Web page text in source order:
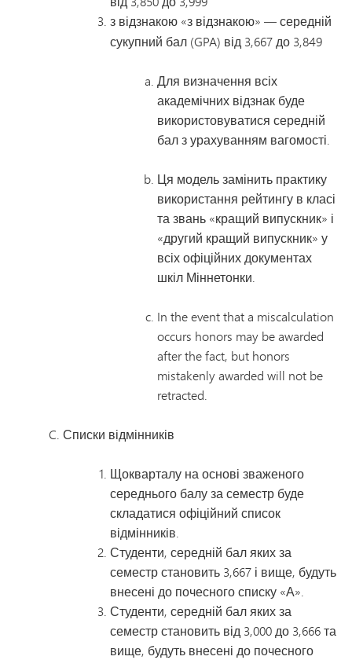
з відзнакою «з відзнакою» — середній
сукупний бал (GPA) від 3,667 до 3,849
Для визначення всіх
академічних відзнак буде
використовуватися середній
бал з урахуванням вагомості.
Ця модель замінить практику
використання рейтингу в класі
та звань «кращий випускник» і
«другий кращий випускник» у
всіх офіційних документах
шкіл Міннетонки.
In the event that a miscalculation
occurs honors may be awarded
after the fact, but honors
mistakenly awarded will not be
retracted.
Списки відмінників
Щокварталу на основі зваженого
середнього балу за семестр буде
складатися офіційний список
відмінників.
Студенти, середній бал яких за
семестр становить 3,667 і вище, будуть
внесені до почесного списку «А».
Студенти, середній бал яких за
семестр становить від 3,000 до 3,666 та
вище, будуть внесені до почесного